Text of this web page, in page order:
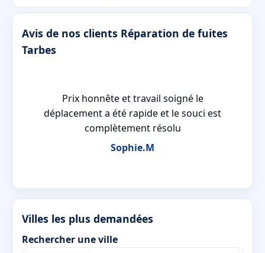
Avis de nos clients Réparation de fuites
Tarbes
Prix honnête et travail soigné le
déplacement a été rapide et le souci est
complètement résolu
Sophie.M
Villes les plus demandées
Rechercher une ville